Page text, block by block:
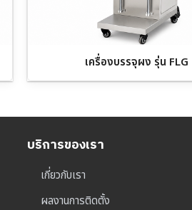
เครื่องบรรจุผง รุ่น FLG
บริการของเรา
เกี่ยวกับเรา
ผลงานการติดตั้ง